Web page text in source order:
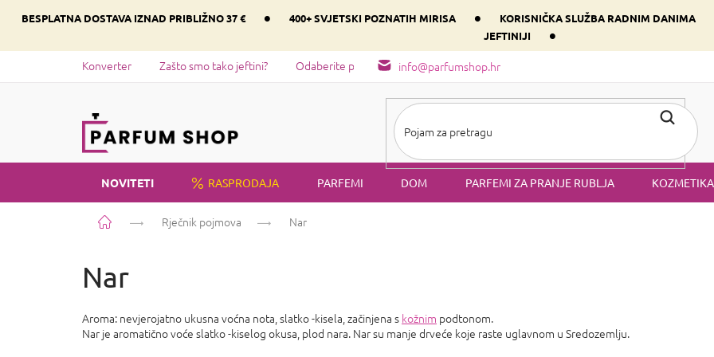
BESPLATNA DOSTAVA IZNAD PRIBLIŽNO 37 € • 400+ SVJETSKI POZNATIH MIRISA • KORISNIČKA SLUŽBA RADNIM DANIMA
JEFTINIJI
•
info@parfumshop.hr
Konverter Zašto smo tako jeftini? Odaberite parfem svog srca prema dominantnoj komponenti
NOVITETI RASPRODAJA PARFEMI DOM PARFEMI ZA PRANJE RUBLJA KOZMETIKA
Početna Rječnik pojmova Nar
Nar
Aroma: nevjerojatno ukusna voćna nota, slatko -kisela, začinjena s kožnim podtonom.
Nar je aromatično voće slatko -kiselog okusa, plod nara. Nar su manje drveće koje raste uglavnom u Sredozemlju.